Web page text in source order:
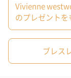
Vivienne
のプレゼントを
ブレス